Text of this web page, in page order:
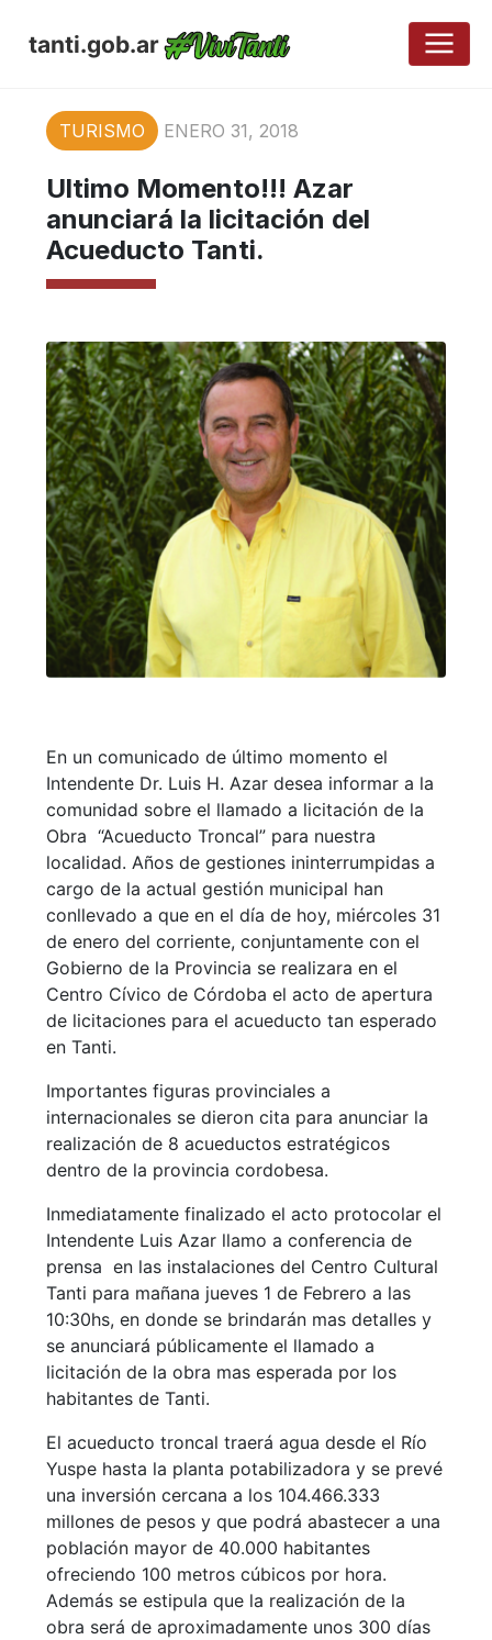
tanti.gob.ar
TURISMO ENERO 31, 2018
Ultimo Momento!!! Azar
anunciará la licitación del
Acueducto Tanti.
En un comunicado de último momento el
Intendente Dr. Luis H. Azar desea informar a la
comunidad sobre el llamado a licitación de la
Obra “Acueducto Troncal” para nuestra
localidad. Años de gestiones ininterrumpidas a
cargo de la actual gestión municipal han
conllevado a que en el día de hoy, miércoles 31
de enero del corriente, conjuntamente con el
Gobierno de la Provincia se realizara en el
Centro Cívico de Córdoba el acto de apertura
de licitaciones para el acueducto tan esperado
en Tanti.
Importantes figuras provinciales a
internacionales se dieron cita para anunciar la
realización de 8 acueductos estratégicos
dentro de la provincia cordobesa.
Inmediatamente finalizado el acto protocolar el
Intendente Luis Azar llamo a conferencia de
prensa en las instalaciones del Centro Cultural
Tanti para mañana jueves 1 de Febrero a las
10:30hs, en donde se brindarán mas detalles y
se anunciará públicamente el llamado a
licitación de la obra mas esperada por los
habitantes de Tanti.
El acueducto troncal traerá agua desde el Río
Yuspe hasta la planta potabilizadora y se prevé
una inversión cercana a los 104.466.333
millones de pesos y que podrá abastecer a una
población mayor de 40.000 habitantes
ofreciendo 100 metros cúbicos por hora.
Además se estipula que la realización de la
obra será de aproximadamente unos 300 días